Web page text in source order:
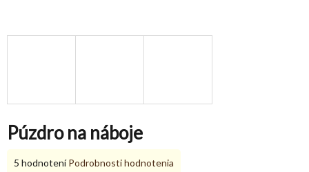
Púzdro na náboje
Priemerné
5 hodnotení Podrobnosti hodnotenia